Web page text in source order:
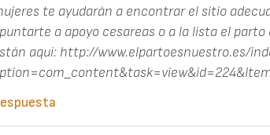
te ayudarán a encontrar el sitio
a apoyo cesareas o a la lista el
aqui: http://www.elpartoesnuestro.es/